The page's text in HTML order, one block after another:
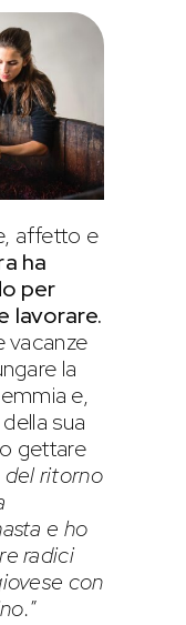
affetto e
ha
per
lavorare.
vacanze
la
e,
sua
gettare
del ritorno
e ho
radici
con
”